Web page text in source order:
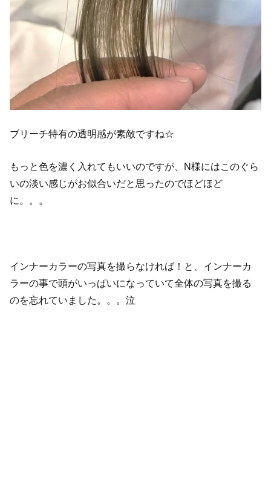
ブリーチ特有の透明感が素敵ですね☆
もっと色を濃く入れてもいいのですが、N様にはこのぐら
いの淡い感じがお似合いだと思ったのでほどほど
に。。。
インナーカラーの写真を撮らなければ！と、インナーカ
ラーの事で頭がいっぱいになっていて全体の写真を撮る
のを忘れていました。。。泣